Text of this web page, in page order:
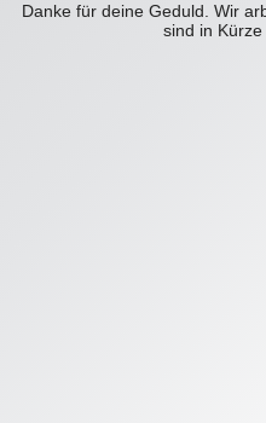
Danke für deine Geduld. Wir
sind in Kürze